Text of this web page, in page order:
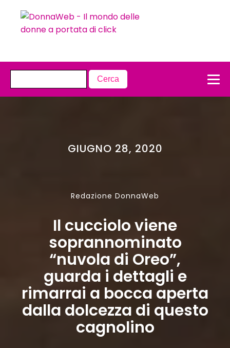
GIUGNO 28, 2020
Redazione DonnaWeb
Il cucciolo viene
soprannominato
“nuvola di Oreo”,
guarda i dettagli e
rimarrai a bocca aperta
dalla dolcezza di questo
cagnolino